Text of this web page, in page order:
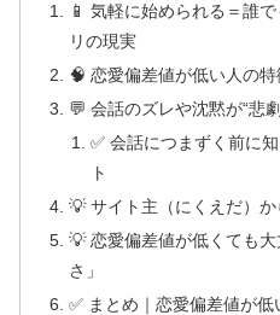
📱 気軽に始められる＝誰
リの現実
🧠 恋愛偏差値が低い人の特
💬 会話のズレや沈黙が“悲
✅ 会話につまずく前に
ト
💡 サイト主（にくえだ）か
💡 恋愛偏差値が低くても
さ」
✅ まとめ｜恋愛偏差値が低